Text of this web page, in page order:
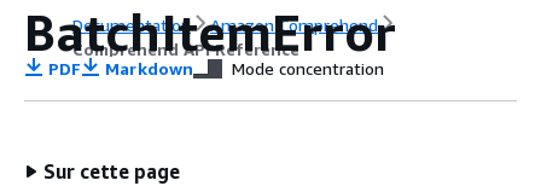
Documentation
Amazon Comprehend
Comprehend API Reference
BatchItemError
PDF Markdown Mode concentration
Sur cette page